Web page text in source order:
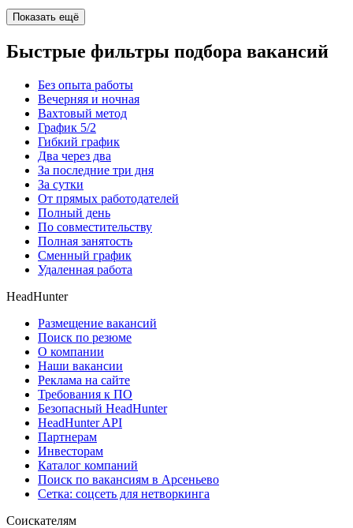
Показать ещё
Быстрые фильтры подбора вакансий
Без опыта работы
Вечерняя и ночная
Вахтовый метод
График 5/2
Гибкий график
Два через два
За последние три дня
За сутки
От прямых работодателей
Полный день
По совместительству
Полная занятость
Сменный график
Удаленная работа
HeadHunter
Размещение вакансий
Поиск по резюме
О компании
Наши вакансии
Реклама на сайте
Требования к ПО
Безопасный HeadHunter
HeadHunter API
Партнерам
Инвесторам
Каталог компаний
Поиск по вакансиям в Арсеньево
Сетка: соцсеть для нетворкинга
Соискателям